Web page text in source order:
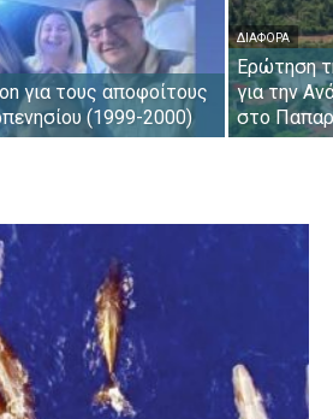
για τους αποφοίτους
(1999-2000)
ΔΙΆΦΟΡΑ
Ερώτηση
για την
στο